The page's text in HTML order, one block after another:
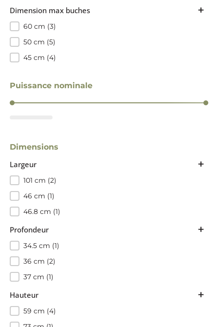
Dimension max buches
Dimension max buches
60
(3)
50
(5)
45
(4)
+
Puissance nominale
Puissance nominale
Dimensions
Largeur
Largeur
101
(2)
46
(1)
46.8
(1)
+
Profondeur
Profondeur
34.5
(1)
36
(2)
37
(1)
+
Hauteur
Hauteur
59
(4)
+